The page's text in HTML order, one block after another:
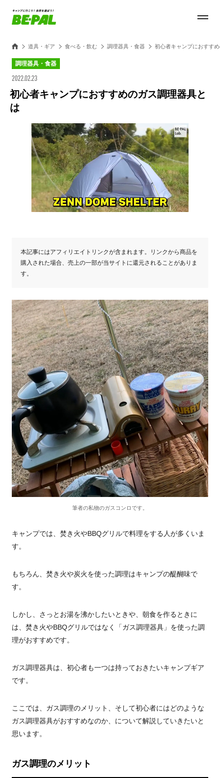
道具・ギア 食べる・飲む 調理器具・食器 初心者キャンプにおすす
調理器具・食器
2022.02.23
初心者キャンプにおすすめのガス調理器具と
は
本記事にはアフィリエイトリンクが含まれます。リンクから商品を
購入された場合、売上の一部が当サイトに還元されることがありま
す。
筆者の私物のガスコンロです。
キャンプでは、焚き火やBBQグリルで料理をする人が多くいま
す。
もちろん、焚き火や炭火を使った調理はキャンプの醍醐味で
す。
しかし、さっとお湯を沸かしたいときや、朝食を作るときに
は、焚き火やBBQグリルではなく「ガス調理器具」を使った調
理がおすすめです。
ガス調理器具は、初心者も一つは持っておきたいキャンプギア
です。
ここでは、ガス調理のメリット、そして初心者にはどのような
ガス調理器具がおすすめなのか、について解説していきたいと
思います。
ガス調理のメリット